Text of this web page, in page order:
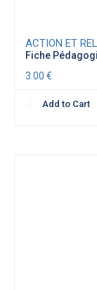
ACTION ET
Fiche
3.00€
Add to Cart